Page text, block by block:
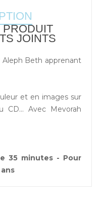
PRODUIT
JOINTS
Aleph Beth apprenant
et en images sur
CD... Avec Mevorah
35 minutes - Pour